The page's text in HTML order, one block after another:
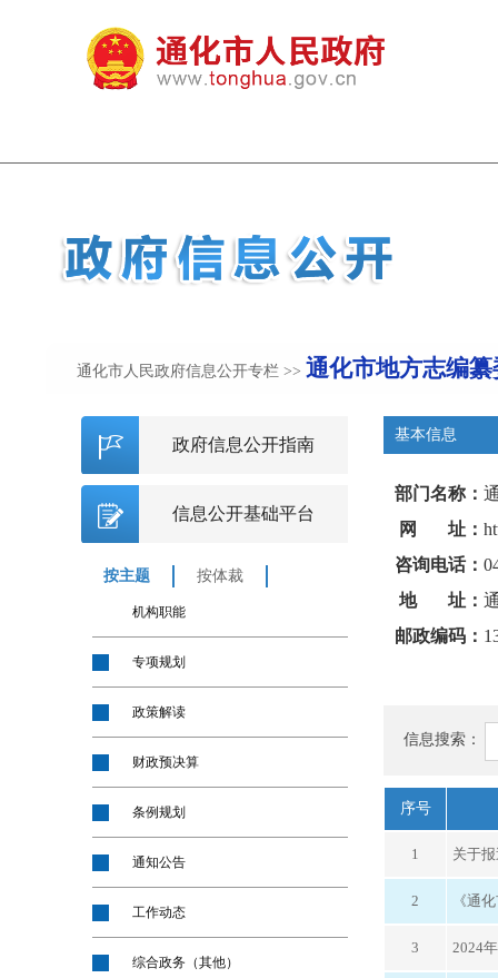
通化市人民政府信息公开专栏 >> 通化市地方志编
基本信息
部门名称：
网 址：
咨询电话：
地 址：
邮政编码：
信息搜索：
序号
1 关于
2 《通
3 2024
政府信息公开指南
信息公开基础平台
按主题 按体裁
机构职能
专项规划
政策解读
财政预决算
条例规划
通知公告
工作动态
综合政务（其他）